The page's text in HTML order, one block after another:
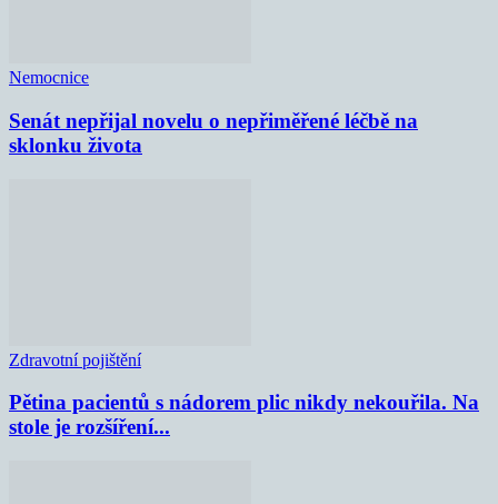
Nemocnice
Senát nepřijal novelu o nepřiměřené léčbě na
sklonku života
Zdravotní pojištění
Pětina pacientů s nádorem plic nikdy nekouřila. Na
stole je rozšíření...